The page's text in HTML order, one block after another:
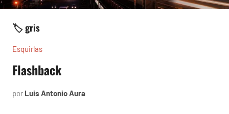
🏷️ gris
Esquirlas
Flashback
por Luis Antonio Aura